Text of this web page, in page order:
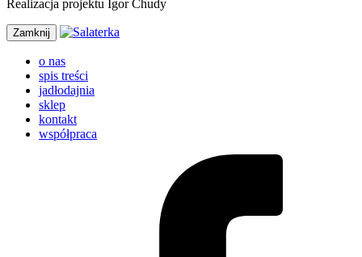
Realizacja projektu Igor Chudy
Zamknij
o nas
spis treści
jadłodajnia
sklep
kontakt
współpraca